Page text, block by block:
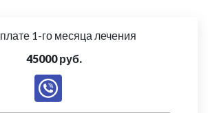
1-го месяца лечения
45000 руб.